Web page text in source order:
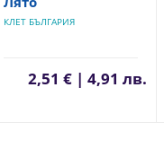
КЛЕТ БЪЛГАРИЯ
2,51 € | 4,91 лв.